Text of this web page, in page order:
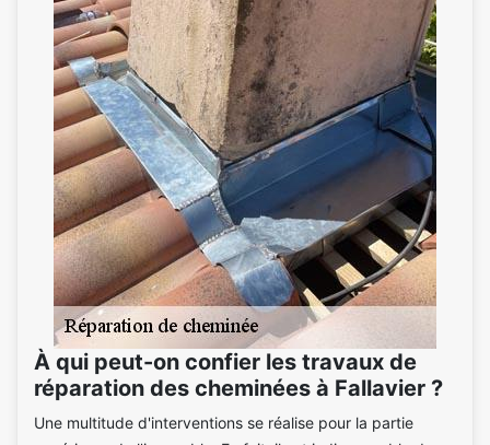
À qui peut-on confier les travaux de
réparation des cheminées à Fallavier ?
Une multitude d'interventions se réalise pour la partie